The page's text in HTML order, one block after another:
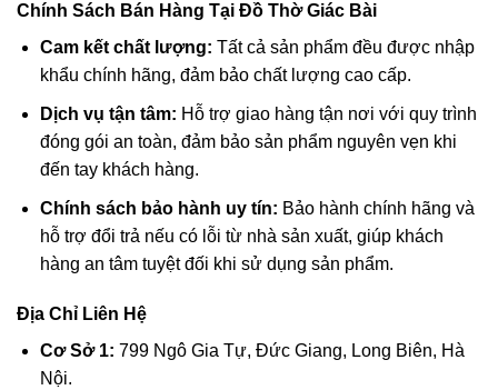
Chính Sách Bán Hàng Tại Đồ Thờ Giác Bài
Cam kết chất lượng: Tất cả sản phẩm đều được nhập
khẩu chính hãng, đảm bảo chất lượng cao cấp.
Dịch vụ tận tâm: Hỗ trợ giao hàng tận nơi với quy trình
đóng gói an toàn, đảm bảo sản phẩm nguyên vẹn khi
đến tay khách hàng.
Chính sách bảo hành uy tín: Bảo hành chính hãng và
hỗ trợ đổi trả nếu có lỗi từ nhà sản xuất, giúp khách
hàng an tâm tuyệt đối khi sử dụng sản phẩm.
Địa Chỉ Liên Hệ
Cơ Sở 1: 799 Ngô Gia Tự, Đức Giang, Long Biên, Hà
Nội.